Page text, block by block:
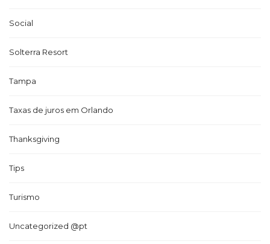
Social
Solterra Resort
Tampa
Taxas de juros em Orlando
Thanksgiving
Tips
Turismo
Uncategorized @pt